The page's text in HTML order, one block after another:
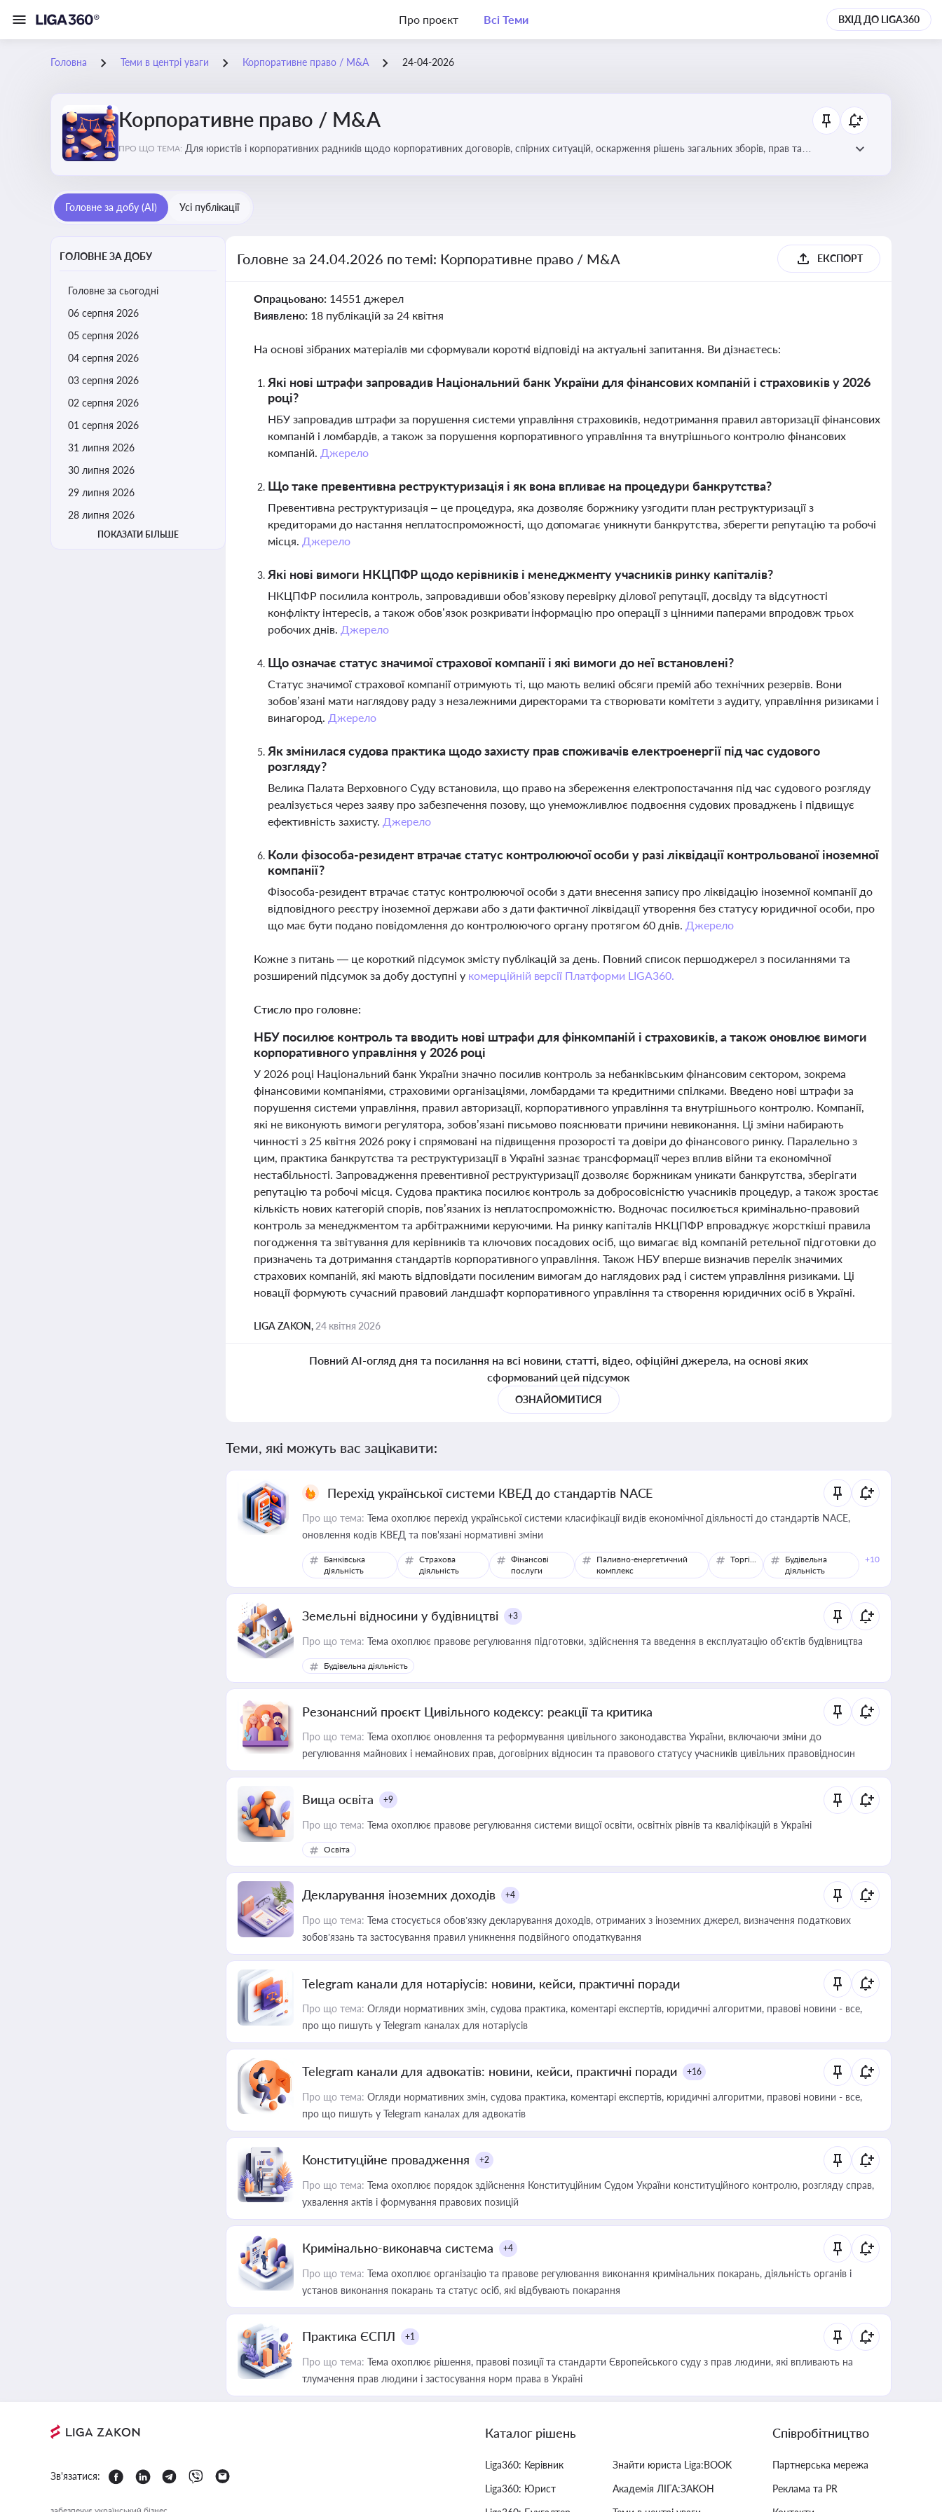
Про проєкт Всі Теми ВХІД ДО LIGA360
Головна Теми в центрі уваги Корпоративне право / M&A 24-04-2026
Корпоративне право / M&A
ПРО ЩО ТЕМА: Для юристів і корпоративних радників щодо корпоративних договорів, спірних ситуацій, оскарження рішень загальних зборів, прав та
Головне за добу (AI) Усі публікації
ГОЛОВНЕ ЗА ДОБУ
Головне за сьогодні
06 серпня 2026
05 серпня 2026
04 серпня 2026
03 серпня 2026
02 серпня 2026
01 серпня 2026
31 липня 2026
30 липня 2026
29 липня 2026
28 липня 2026
ПОКАЗАТИ БІЛЬШЕ
Головне за 24.04.2026 по темі: Корпоративне право / M&A ЕКСПОРТ
Опрацьовано: 14551 джерел
Виявлено: 18 публікацій за 24 квітня
На основі зібраних матеріалів ми сформували короткі відповіді на актуальні запитання. Ви дізнаєтесь:
Які нові штрафи запровадив Національний банк України для фінансових компаній і страховиків у 2026
році?
НБУ запровадив штрафи за порушення системи управління страховиків, недотримання правил авторизації фінансових
компаній і ломбардів, а також за порушення корпоративного управління та внутрішнього контролю фінансових
компаній. Джерело
Що таке превентивна реструктуризація і як вона впливає на процедури банкрутства?
Превентивна реструктуризація – це процедура, яка дозволяє боржнику узгодити план реструктуризації з
кредиторами до настання неплатоспроможності, що допомагає уникнути банкрутства, зберегти репутацію та робочі
місця. Джерело
Які нові вимоги НКЦПФР щодо керівників і менеджменту учасників ринку капіталів?
НКЦПФР посилила контроль, запровадивши обов’язкову перевірку ділової репутації, досвіду та відсутності
конфлікту інтересів, а також обов’язок розкривати інформацію про операції з цінними паперами впродовж трьох
робочих днів. Джерело
Що означає статус значимої страхової компанії і які вимоги до неї встановлені?
Статус значимої страхової компанії отримують ті, що мають великі обсяги премій або технічних резервів. Вони
зобов’язані мати наглядову раду з незалежними директорами та створювати комітети з аудиту, управління ризиками і
винагород. Джерело
Як змінилася судова практика щодо захисту прав споживачів електроенергії під час судового
розгляду?
Велика Палата Верховного Суду встановила, що право на збереження електропостачання під час судового розгляду
реалізується через заяву про забезпечення позову, що унеможливлює подвоєння судових проваджень і підвищує
ефективність захисту. Джерело
Коли фізособа-резидент втрачає статус контролюючої особи у разі ліквідації контрольованої іноземної
компанії?
Фізособа-резидент втрачає статус контролюючої особи з дати внесення запису про ліквідацію іноземної компанії до
відповідного реєстру іноземної держави або з дати фактичної ліквідації утворення без статусу юридичної особи, про
що має бути подано повідомлення до контролюючого органу протягом 60 днів. Джерело
Кожне з питань — це короткий підсумок змісту публікацій за день. Повний список першоджерел з посиланнями та
розширений підсумок за добу доступні у комерційній версії Платформи LIGA360.
Стисло про головне:
НБУ посилює контроль та вводить нові штрафи для фінкомпаній і страховиків, а також оновлює вимоги
корпоративного управління у 2026 році
У 2026 році Національний банк України значно посилив контроль за небанківським фінансовим сектором, зокрема
фінансовими компаніями, страховими організаціями, ломбардами та кредитними спілками. Введено нові штрафи за
порушення системи управління, правил авторизації, корпоративного управління та внутрішнього контролю. Компанії,
які не виконують вимоги регулятора, зобов’язані письмово пояснювати причини невиконання. Ці зміни набирають
чинності з 25 квітня 2026 року і спрямовані на підвищення прозорості та довіри до фінансового ринку. Паралельно з
цим, практика банкрутства та реструктуризації в Україні зазнає трансформації через вплив війни та економічної
нестабільності. Запровадження превентивної реструктуризації дозволяє боржникам уникати банкрутства, зберігати
репутацію та робочі місця. Судова практика посилює контроль за добросовісністю учасників процедур, а також зростає
кількість нових категорій спорів, пов’язаних із неплатоспроможністю. Водночас посилюється кримінально-правовий
контроль за менеджментом та арбітражними керуючими. На ринку капіталів НКЦПФР впроваджує жорсткіші правила
погодження та звітування для керівників та ключових посадових осіб, що вимагає від компаній ретельної підготовки до
призначень та дотримання стандартів корпоративного управління. Також НБУ вперше визначив перелік значимих
страхових компаній, які мають відповідати посиленим вимогам до наглядових рад і систем управління ризиками. Ці
новації формують сучасний правовий ландшафт корпоративного управління та створення юридичних осіб в Україні.
LIGA ZAKON, 24 квітня 2026
Повний AI-огляд дня та посилання на всі новини, статті, відео, офіційні джерела, на основі яких
сформований цей підсумок
ОЗНАЙОМИТИСЯ
Теми, які можуть вас зацікавити:
Перехід української системи КВЕД до стандартів NACE
Про що тема: Тема охоплює перехід української системи класифікації видів економічної діяльності до стандартів NACE,
оновлення кодів КВЕД та пов'язані нормативні зміни
Банківська
діяльність
Страхова
діяльність
Фінансові
послуги
Паливно-енергетичний
комплекс
Торгівля
Будівельна
діяльність
+10
Земельні відносини у будівництві +3
Про що тема: Тема охоплює правове регулювання підготовки, здійснення та введення в експлуатацію об’єктів будівництва
Будівельна діяльність
Резонансний проєкт Цивільного кодексу: реакції та критика
Про що тема: Тема охоплює оновлення та реформування цивільного законодавства України, включаючи зміни до
регулювання майнових і немайнових прав, договірних відносин та правового статусу учасників цивільних правовідносин
Вища освіта +9
Про що тема: Тема охоплює правове регулювання системи вищої освіти, освітніх рівнів та кваліфікацій в Україні
Освіта
Декларування іноземних доходів +4
Про що тема: Тема стосується обов’язку декларування доходів, отриманих з іноземних джерел, визначення податкових
зобов’язань та застосування правил уникнення подвійного оподаткування
Telegram канали для нотаріусів: новини, кейси, практичні поради
Про що тема: Огляди нормативних змін, судова практика, коментарі експертів, юридичні алгоритми, правові новини - все,
про що пишуть у Telegram каналах для нотаріусів
Telegram канали для адвокатів: новини, кейси, практичні поради +16
Про що тема: Огляди нормативних змін, судова практика, коментарі експертів, юридичні алгоритми, правові новини - все,
про що пишуть у Telegram каналах для адвокатів
Конституційне провадження +2
Про що тема: Тема охоплює порядок здійснення Конституційним Судом України конституційного контролю, розгляду справ,
ухвалення актів і формування правових позицій
Кримінально-виконавча система +4
Про що тема: Тема охоплює організацію та правове регулювання виконання кримінальних покарань, діяльність органів і
установ виконання покарань та статус осіб, які відбувають покарання
Практика ЄСПЛ +1
Про що тема: Тема охоплює рішення, правові позиції та стандарти Європейського суду з прав людини, які впливають на
тлумачення прав людини і застосування норм права в Україні
Зв'язатися:
Каталог рішень
Liga360: Керівник
Liga360: Юрист
Знайти юриста Liga:BOOK
Академія ЛІГА:ЗАКОН
Співробітництво
Партнерська мережа
Реклама та PR